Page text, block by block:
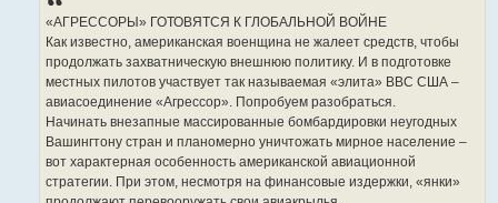
«АГРЕССОРЫ» ГОТОВЯТСЯ К ГЛОБАЛЬНОЙ ВОЙНЕ
Как известно, американская военщина не жалеет средств, чтобы
продолжать захватническую внешнюю политику. И в подготовке
местных пилотов участвует так называемая «элита» ВВС США –
авиасоединение «Агрессор». Попробуем разобраться.
Начинать внезапные массированные бомбардировки неугодных
Вашингтону стран и планомерно уничтожать мирное население –
вот характерная особенность американской авиационной
стратегии. При этом, несмотря на финансовые издержки, «янки»